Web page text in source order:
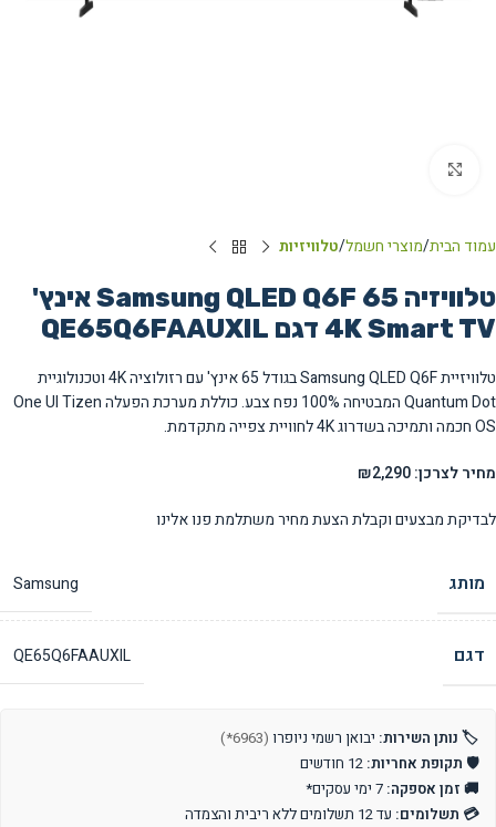
עמוד הבית מוצרי חשמל טלוויזיות
טלוויזיה Samsung QLED Q6F 65 אינץ'
4K Smart TV דגם QE65Q6FAAUXIL
טלוויזיית Samsung QLED Q6F בגודל 65 אינץ' עם רזולוציה 4K וטכנולוגיית
Quantum Dot המבטיחה 100% נפח צבע. כוללת מערכת הפעלה One UI Tizen
OS חכמה ותמיכה בשדרוג 4K לחוויית צפייה מתקדמת.
מחיר לצרכן: ₪2,290
לבדיקת מבצעים וקבלת הצעת מחיר משתלמת פנו אלינו
מותג Samsung
דגם QE65Q6FAAUXIL
🏷️ נותן השירות: יבואן רשמי ניופרו (6963*)
🛡️ תקופת אחריות:
🚚 זמן אספקה:
💳 תשלומים: עד 12 תשלומים ללא ריבית והצמדה